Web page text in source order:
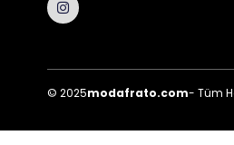
© 2025modafrato.com- Tüm